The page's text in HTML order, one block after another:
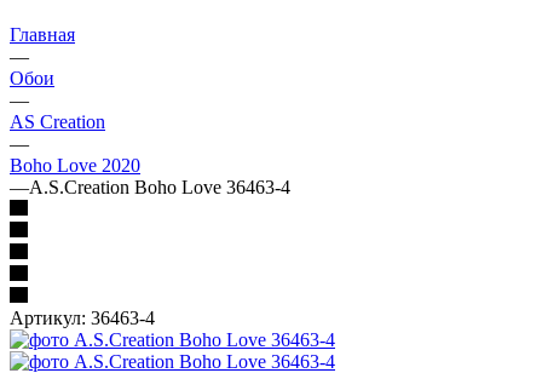
Главная
—
Обои
—
AS Creation
—
Boho Love 2020
—A.S.Creation Boho Love 36463-4
Артикул: 36463-4